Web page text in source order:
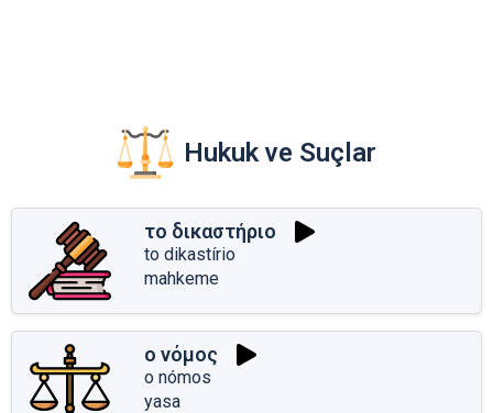
Hukuk ve Suçlar
το δικαστήριο
to dikastírio
mahkeme
ο νόμος
o nómos
yasa